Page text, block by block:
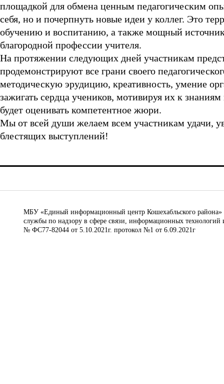
площадкой для обмена ценным педагогическим
себя, но и почерпнуть новые идеи у коллег. Это
обучению и воспитанию, а также мощный
благородной профессии учителя.
На протяжении следующих дней участникам
продемонстрируют все грани своего
методическую эрудицию, креативность, умение
зажигать сердца учеников, мотивируя их к
будет оценивать компетентное жюри.
Мы от всей души желаем всем участникам удачи,
блестящих выступлений!
МБУ «Единый информационный центр Кошехабльского района»
службы по надзору в сфере связи, информационных
№ ФС77-82044 от 5.10.2021г. протокол №1 от 6.09.2021г